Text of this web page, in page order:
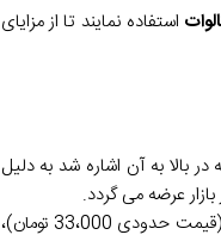
استفاده نمایند تا از مزایای
بالا به آن اشاره شد به دلیل
بازار عرضه می گردد.
حتی نتایج عددی تست نیز میتواند دسته بندی جدیدی ایجاد کند. به عنوان مثال کابل با تست فلوک پرمننت تضمینی بالای 6 دسی بل (قیمت حدودی 33،000 تومان)،